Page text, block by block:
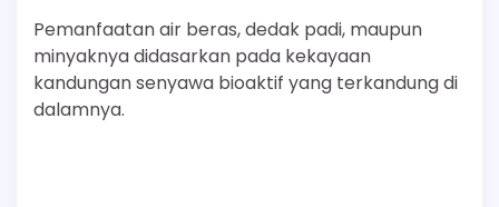
Pemanfaatan air beras, dedak padi, maupun
minyaknya didasarkan pada kekayaan
kandungan senyawa bioaktif yang terkandung di
dalamnya.